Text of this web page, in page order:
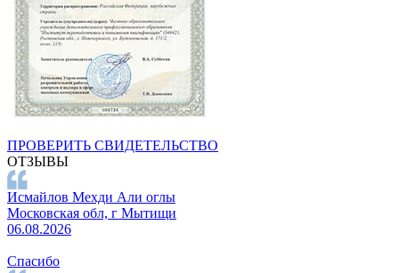
ПРОВЕРИТЬ СВИДЕТЕЛЬСТВО
ОТЗЫВЫ
Исмайлов Мехди Али оглы
Московская обл, г Мытищи
06.08.2026
Спасибо